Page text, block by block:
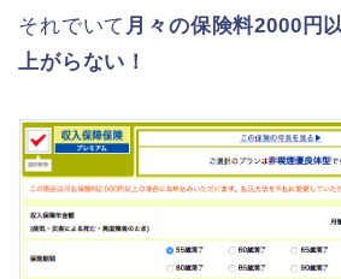
それでいて 月々の保険料2000円
上がらない！